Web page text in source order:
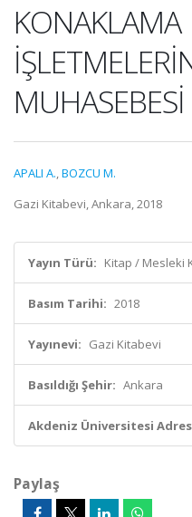
KONAKLAMA
MUHASEBESİ
APALI A.,BOZCU M.
Gazi Kitabevi, Ankara, 2018
Yayın Türü: Kitap / Mesleki
Basım Tarihi: 2018
Yayınevi: Gazi Kitabevi
Basıldığı Şehir: Ankara
Akdeniz Üniversitesi
Paylaş